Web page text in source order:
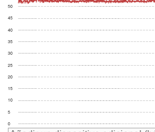
0
5
10
15
20
25
30
35
40
45
50